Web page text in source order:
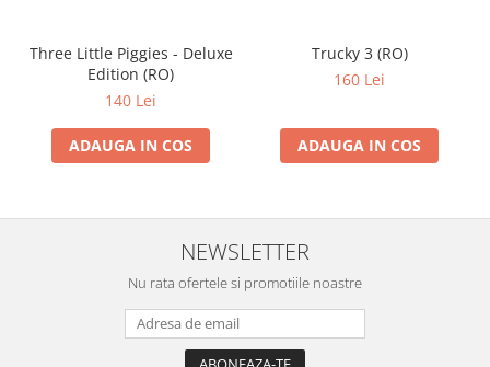
Three Little Piggies - Deluxe
Edition (RO)
140 Lei
ADAUGA IN COS
Trucky 3 (RO)
160 Lei
ADAUGA IN COS
NEWSLETTER
Nu rata ofertele si promotiile noastre